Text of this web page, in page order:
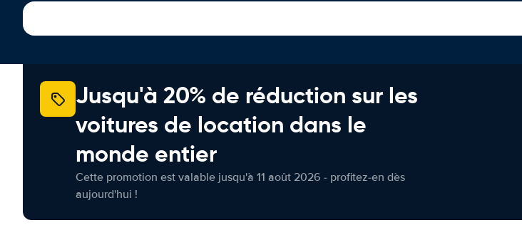
Jusqu'à 20% de réduction sur les
voitures de location dans le
monde entier
Cette promotion est valable jusqu'à 11 août 2026 - profitez-en dès
aujourd'hui !